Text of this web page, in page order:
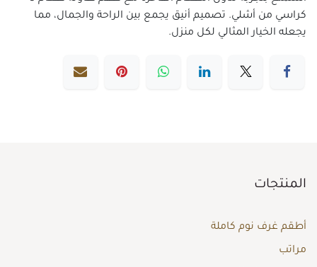
كراسي من أشلي. تصميم أنيق يجمع بين الراحة والجمال، مما
يجعله الخيار المثالي لكل منزل.
المنتجات
أطقم غرف نوم كاملة
مراتب